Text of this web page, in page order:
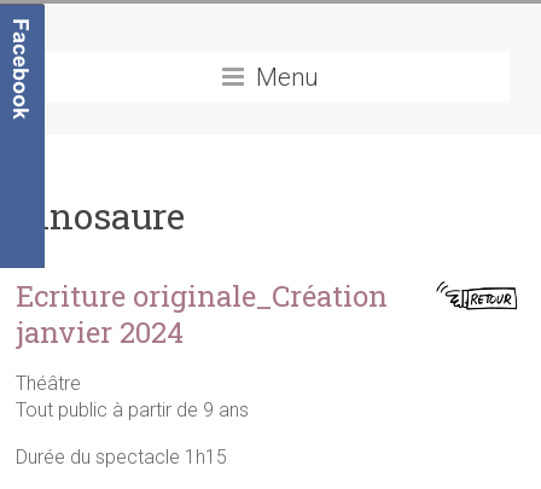
Menu
dinosaure
Ecriture originale_Création
janvier 2024
Théâtre
Tout public à partir de 9 ans
Durée du spectacle 1h15